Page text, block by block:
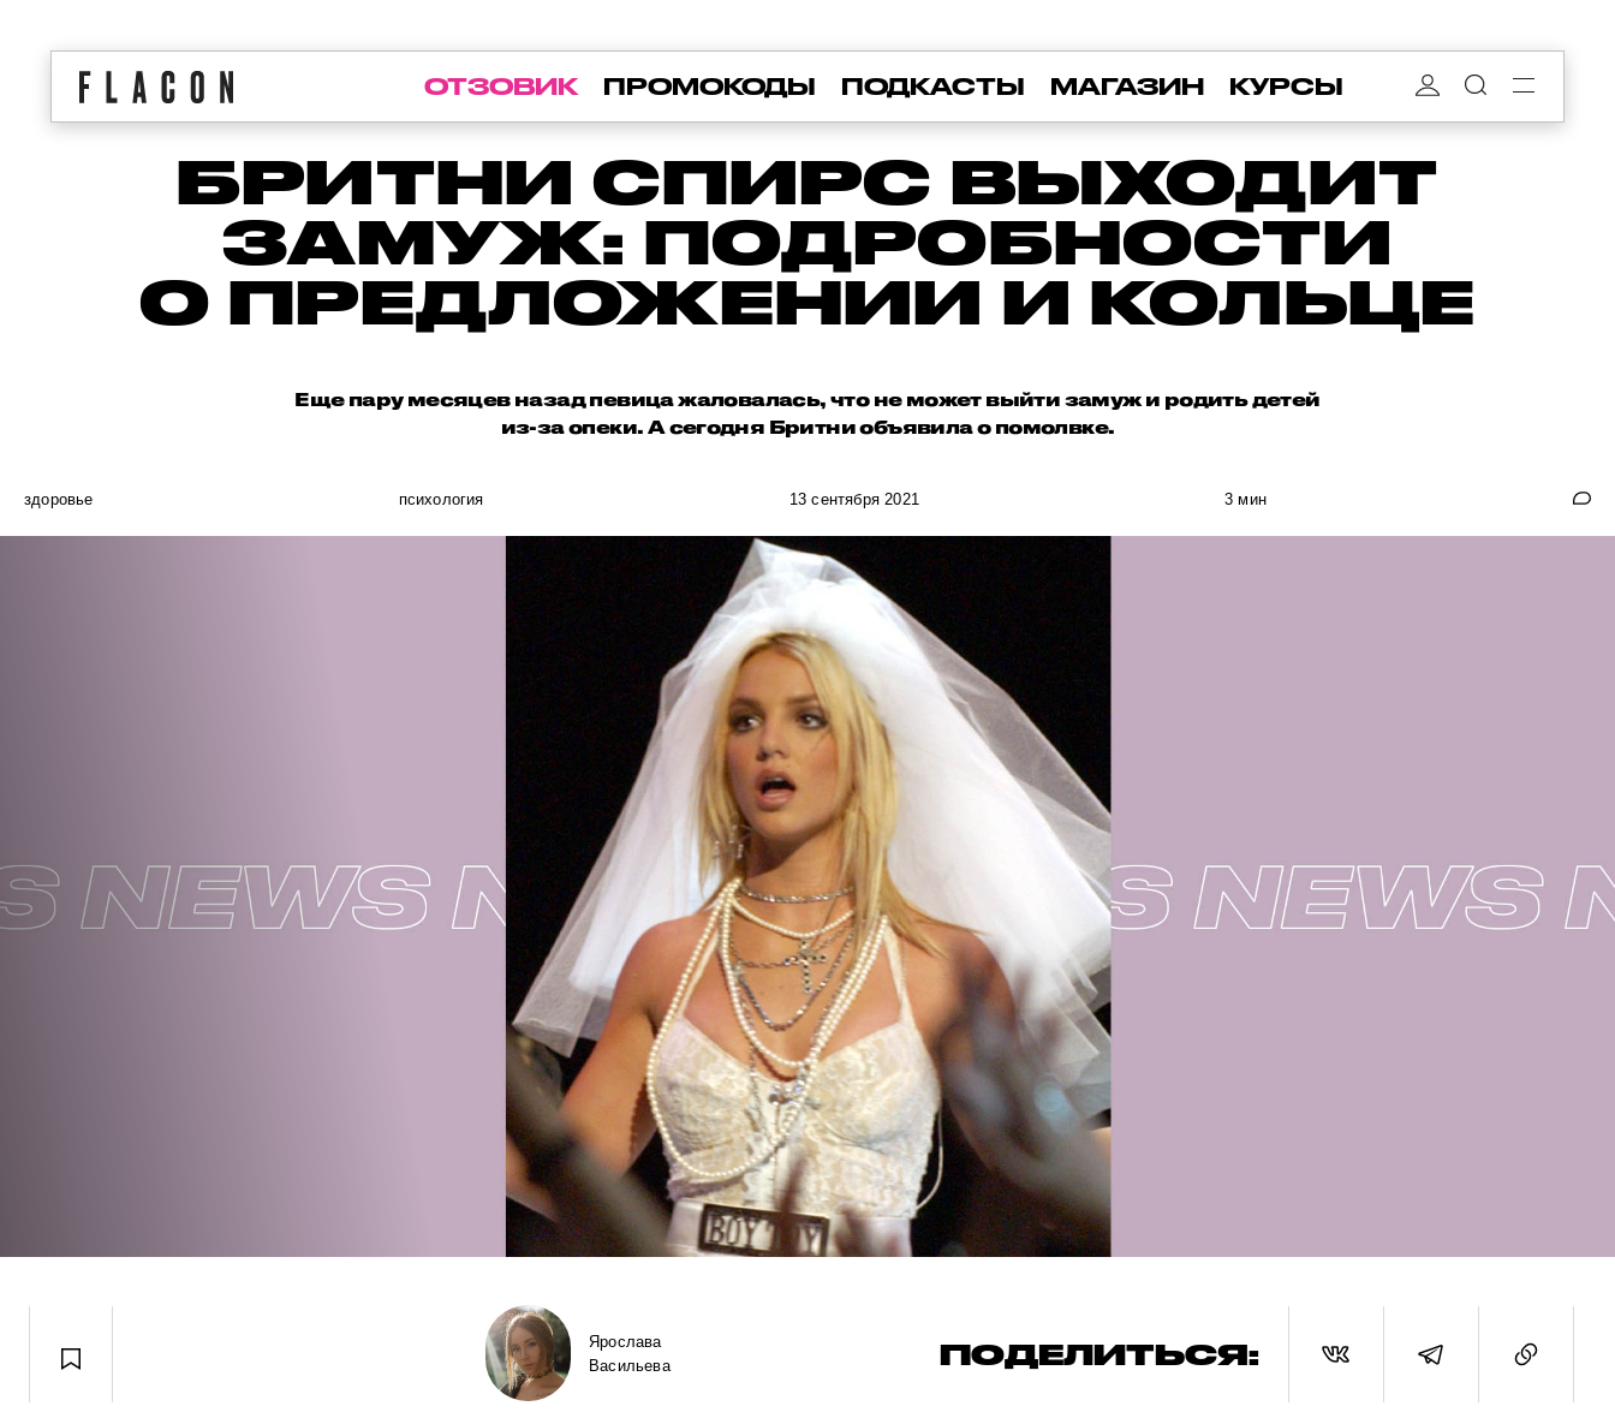
ОТЗОВИК ПРОМОКОДЫ ПОДКАСТЫ МАГАЗИН КУРСЫ
БРИТНИ СПИРС ВЫХОДИТ
ЗАМУЖ: ПОДРОБНОСТИ
О ПРЕДЛОЖЕНИИ И КОЛЬЦЕ
Еще пару месяцев назад певица жаловалась, что не может выйти замуж и родить детей
из-за опеки. А сегодня Бритни объявила о помолвке.
здоровье психология 13 сентября 2021 3 мин
Ярослава
Васильева
ПОДЕЛИТЬСЯ: